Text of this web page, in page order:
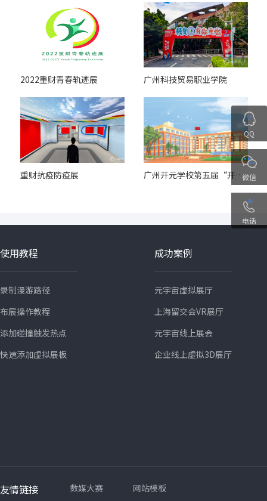
2022重财青春轨迹展 广州科技贸易职业学院
重财抗疫防疫展 广州开元学校第五届“开元·臻美”美术展（中学部展厅）
使用教程
录制漫游路径
布展操作教程
添加碰撞触发热点
快速添加虚拟展板
成功案例
元宇宙虚拟展厅
上海留交会VR展厅
元宇宙线上展会
企业线上虚拟3D展厅
友情链接 数媒大赛 网站模板
QQ
微信
电话